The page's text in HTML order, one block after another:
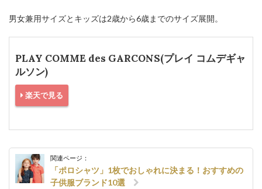
男女兼用サイズとキッズは2歳から6歳までのサイズ展開。
PLAY COMME des GARCONS(プレイ コムデギャ
ルソン)
楽天で見る
関連ページ：
「ポロシャツ」1枚でおしゃれに決まる！おすすめの
子供服ブランド10選